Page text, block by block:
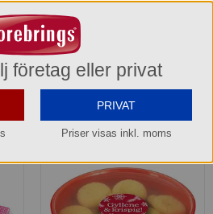
företag eller privat
PRIVAT
Priser visas inkl. moms